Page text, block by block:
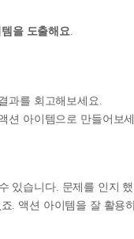
을 도출해요.
과를 회고해보세요.
션 아이템으로 만들어보
있습니다. 문제를 인지 했
. 액션 아이템을 잘 활용